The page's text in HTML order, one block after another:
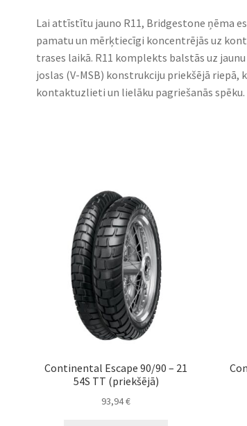
Lai attīstītu jauno R11, Bridgestone ņēma
pamatu un mērķtiecīgi koncentrējās uz
trases laikā. R11 komplekts balstās uz
joslas (V-MSB) konstrukciju priekšējā riepā,
kontaktuzlieti un lielāku pagriešanās spēku.
Continental Escape 90/90 – 21
54S TT (priekšējā)
93,94€